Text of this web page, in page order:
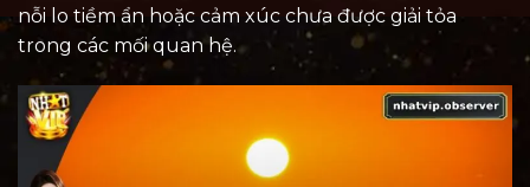
nỗi lo tiềm ẩn hoặc cảm xúc chưa được giải tỏa
trong các mối quan hệ.